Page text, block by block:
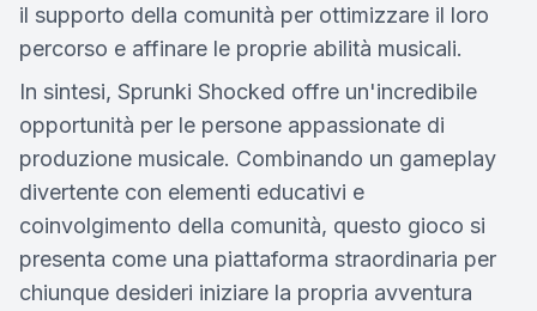
il supporto della comunità per ottimizzare il loro
percorso e affinare le proprie abilità musicali.
In sintesi, Sprunki Shocked offre un'incredibile
opportunità per le persone appassionate di
produzione musicale. Combinando un gameplay
divertente con elementi educativi e
coinvolgimento della comunità, questo gioco si
presenta come una piattaforma straordinaria per
chiunque desideri iniziare la propria avventura